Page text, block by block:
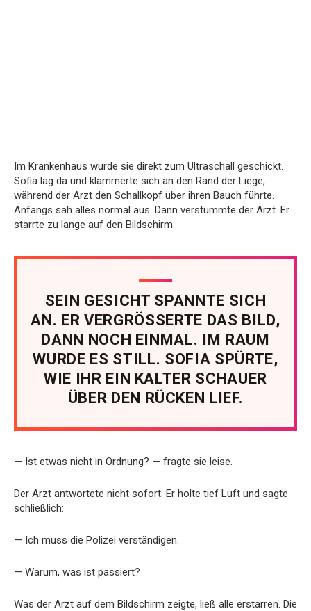
Im Krankenhaus wurde sie direkt zum Ultraschall geschickt.
Sofia lag da und klammerte sich an den Rand der Liege,
während der Arzt den Schallkopf über ihren Bauch führte.
Anfangs sah alles normal aus. Dann verstummte der Arzt. Er
starrte zu lange auf den Bildschirm.
SEIN GESICHT SPANNTE SICH
AN. ER VERGRÖSSERTE DAS BILD,
DANN NOCH EINMAL. IM RAUM
WURDE ES STILL. SOFIA SPÜRTE,
WIE IHR EIN KALTER SCHAUER
ÜBER DEN RÜCKEN LIEF.
— Ist etwas nicht in Ordnung? — fragte sie leise.
Der Arzt antwortete nicht sofort. Er holte tief Luft und sagte
schließlich:
— Ich muss die Polizei verständigen.
— Warum, was ist passiert?
Was der Arzt auf dem Bildschirm zeigte, ließ alle erstarren. Die